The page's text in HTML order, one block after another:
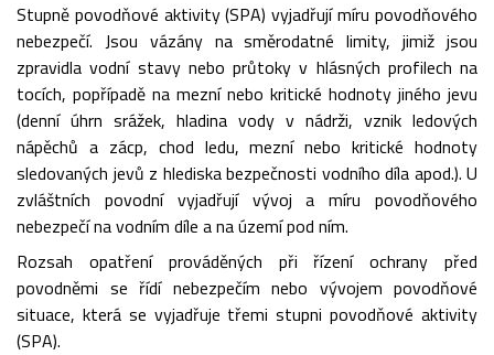
Stupně povodňové aktivity (SPA) vyjadřují míru povodňového
nebezpečí. Jsou vázány na směrodatné limity, jimiž jsou
zpravidla vodní stavy nebo průtoky v hlásných profilech na
tocích, popřípadě na mezní nebo kritické hodnoty jiného jevu
(denní úhrn srážek, hladina vody v nádrži, vznik ledových
nápěchů a zácp, chod ledu, mezní nebo kritické hodnoty
sledovaných jevů z hlediska bezpečnosti vodního díla apod.). U
zvláštních povodní vyjadřují vývoj a míru povodňového
nebezpečí na vodním díle a na území pod ním.
Rozsah opatření prováděných při řízení ochrany před
povodněmi se řídí nebezpečím nebo vývojem povodňové
situace, která se vyjadřuje třemi stupni povodňové aktivity
(SPA).